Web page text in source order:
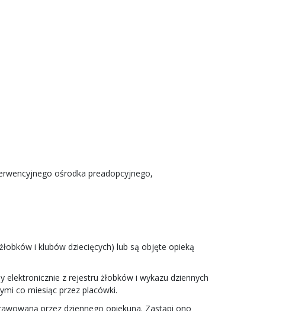
ośrodka preadopcyjnego,
i klubów dziecięcych) lub są objęte opieką
z rejestru żłobków i wykazu dziennych
co miesiąc przez placówki.
przez dziennego opiekuna. Zastąpi ono